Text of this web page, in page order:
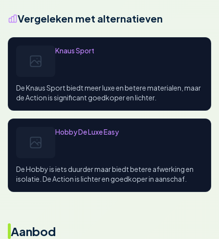
Vergeleken met alternatieven
Knaus Sport
De Knaus Sport biedt meer luxe en betere materialen, maar
de Action is significant goedkoper en lichter.
Hobby De Luxe Easy
De Hobby is iets duurder maar biedt betere afwerking en
isolatie. De Action is lichter en goedkoper in aanschaf.
Aanbod